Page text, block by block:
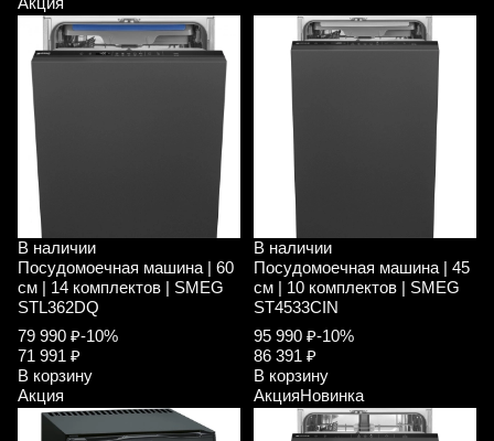
В наличии
Посудомоечная машина | 60
см | 14 комплектов | SMEG
STL362DQ
79 990 ₽-10%
71 991 ₽
В корзину
Акция
В наличии
Посудомоечная машина | 45
см | 10 комплектов | SMEG
ST4533CIN
95 990 ₽-10%
86 391 ₽
В корзину
АкцияНовинка